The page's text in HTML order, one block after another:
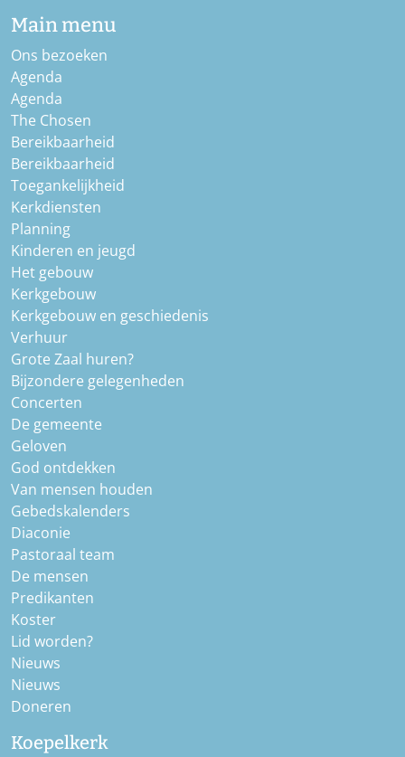
Main menu
Ons bezoeken
Agenda
Agenda
The Chosen
Bereikbaarheid
Bereikbaarheid
Toegankelijkheid
Kerkdiensten
Planning
Kinderen en jeugd
Het gebouw
Kerkgebouw
Kerkgebouw en geschiedenis
Verhuur
Grote Zaal huren?
Bijzondere gelegenheden
Concerten
De gemeente
Geloven
God ontdekken
Van mensen houden
Gebedskalenders
Diaconie
Pastoraal team
De mensen
Predikanten
Koster
Lid worden?
Nieuws
Nieuws
Doneren
Koepelkerk